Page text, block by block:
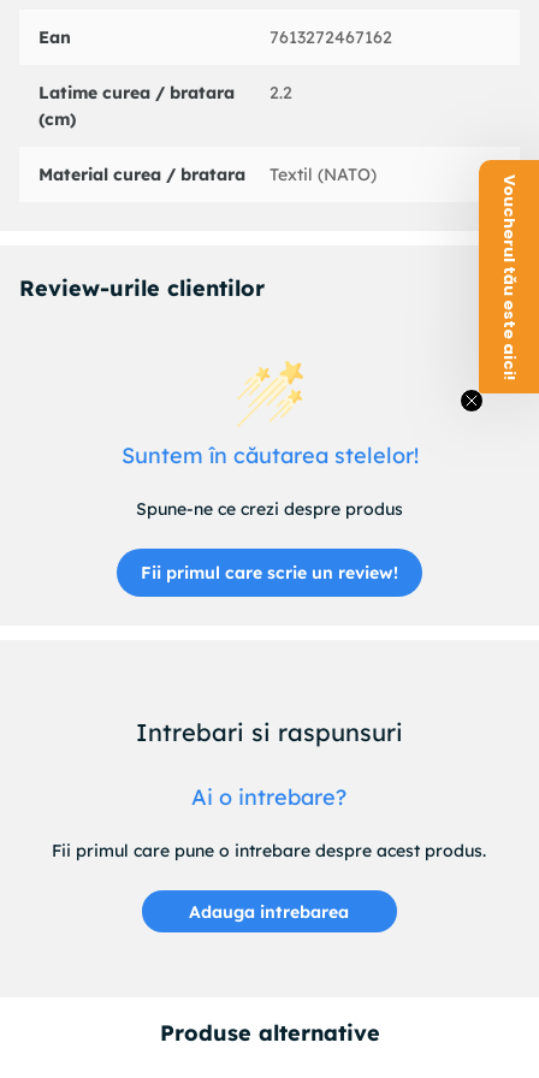
Ean 7613272467162
Latime curea / bratara
(cm)
2.2
Material curea / bratara Textil (NATO)
Review-urile clientilor
Suntem în căutarea stelelor!
Spune-ne ce crezi despre produs
Fii primul care scrie un review!
Intrebari si raspunsuri
Ai o intrebare?
Fii primul care pune o intrebare despre acest produs.
Adauga intrebarea
Produse alternative
Voucherul tău este aici!